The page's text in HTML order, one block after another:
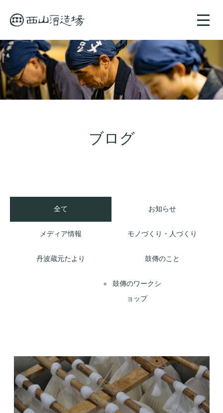
toggle
ブログ
全て お知らせ
メディア情報 モノづくり・人づくり
丹波蔵元たより 鼓傳のこと
鼓傳のワークシ
ョップ